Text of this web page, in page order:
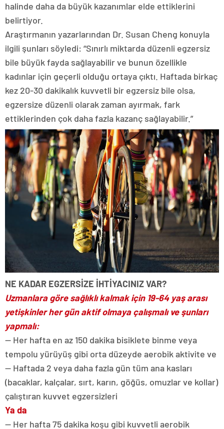
halinde daha da büyük kazanımlar elde ettiklerini
belirtiyor.
Araştırmanın yazarlarından Dr. Susan Cheng konuyla
ilgili şunları söyledi: “Sınırlı miktarda düzenli egzersiz
bile büyük fayda sağlayabilir ve bunun özellikle
kadınlar için geçerli olduğu ortaya çıktı. Haftada birkaç
kez 20-30 dakikalık kuvvetli bir egzersiz bile olsa,
egzersize düzenli olarak zaman ayırmak, fark
ettiklerinden çok daha fazla kazanç sağlayabilir.”
NE KADAR EGZERSİZE İHTİYACINIZ VAR?
Uzmanlara göre sağlıklı kalmak için 19-64 yaş arası
yetişkinler her gün aktif olmaya çalışmalı ve şunları
yapmalı:
— Her hafta en az 150 dakika bisiklete binme veya
tempolu yürüyüş gibi orta düzeyde aerobik aktivite ve
— Haftada 2 veya daha fazla gün tüm ana kasları
(bacaklar, kalçalar, sırt, karın, göğüs, omuzlar ve kollar)
çalıştıran kuvvet egzersizleri
Ya da
— Her hafta 75 dakika koşu gibi kuvvetli aerobik